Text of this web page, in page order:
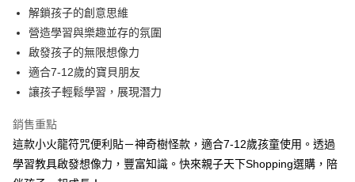
【大哥付你分期使用說明】
1.本服務由台灣大哥大提供，台灣大哥大用戶可立即使用無須另外申請。
2.付款方式選擇「大哥付你分期」，訂單成立後會自動跳轉到大哥付的交易
流程，驗證手機門號後，選擇欲分期的期數、繳款截止日，確認付款後即完
3.實際核准額度、可分期數及費用金額請依後續交易確認頁面所載為準。
4.訂單成立30分鐘內，如未前往確認交易或遇審核未通過，訂單將自動取
法說明評估內容。
1.分期款項不併入電信帳單，「大哥付你分期」於每月結算日後寄送繳費提
醒簡訊。
2.透過簡訊連結打開帳單後，可選擇「超商條碼／台灣大直營門市／銀行轉
AFTEE先享後付
相關說明
【關於「AFTEE先享後付」】
AFTEE先享後付是「在收到商品之後才付款」的支付方式。 讓您購物簡單
便利好安心！
１．簡單：不需註冊會員、不需綁卡、不需儲值。
３．安心：先確認商品／服務後，再付款。
１．於結帳方式選擇「AFTEE先享後付」後，將跳轉至「AFTEE先享後付」
ATM付款
付款後全家取貨
每筆NT$70，滿NT$800(含以上)免運費
解鎖孩子的創意思維
營造學習與樂趣並存的氛圍
啟發孩子的無限想像力
適合7-12歲的寶貝朋友
讓孩子輕鬆學習，展現潛力
銷售重點
這款小火龍符咒便利貼－神奇樹怪款，適合7-12歲孩童使用。透過
學習教具啟發想像力，豐富知識。快來親子天下Shopping選購，陪